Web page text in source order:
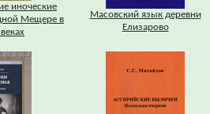
иноческие
Мещере в
Масовский язык деревни
Елизарово